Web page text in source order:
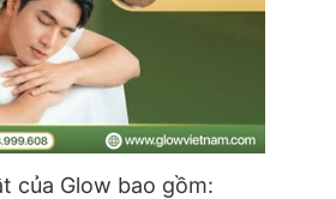
của Glow bao gồm: